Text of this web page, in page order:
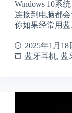
Windows 10系
连接到电脑都会
你如果经常用
2025年1月18
蓝牙耳机, 蓝